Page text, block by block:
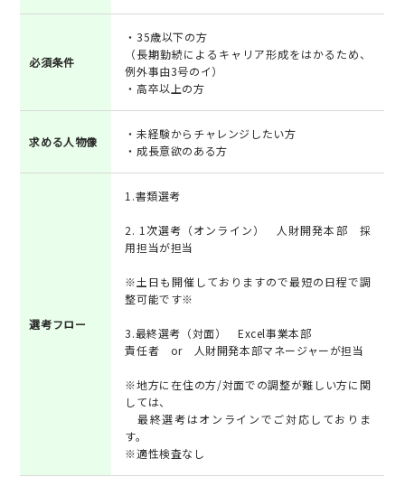
必須条件
・35歳以下の方
（長期勤続によるキャリア形成をはかるため、
例外事由3号のイ）
・高卒以上の方
求める人物像
・未経験からチャレンジしたい方
・成長意欲のある方
選考フロー
1.書類選考
2. 1次選考（オンライン） 人財開発本部 採
用担当が担当
※土日も開催しておりますので最短の日程で調
整可能です※
3.最終選考（対面） Excel事業本部
責任者 or 人財開発本部マネージャーが担当
※地方に在住の方/対面での調整が難しい方に関
しては、
最終選考はオンラインでご対応しておりま
す。
※適性検査なし